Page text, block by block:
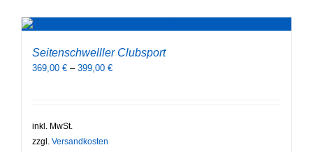
Seitenschwelller Clubsport
369,00 € – 399,00 €
inkl. MwSt.
zzgl. Versandkosten